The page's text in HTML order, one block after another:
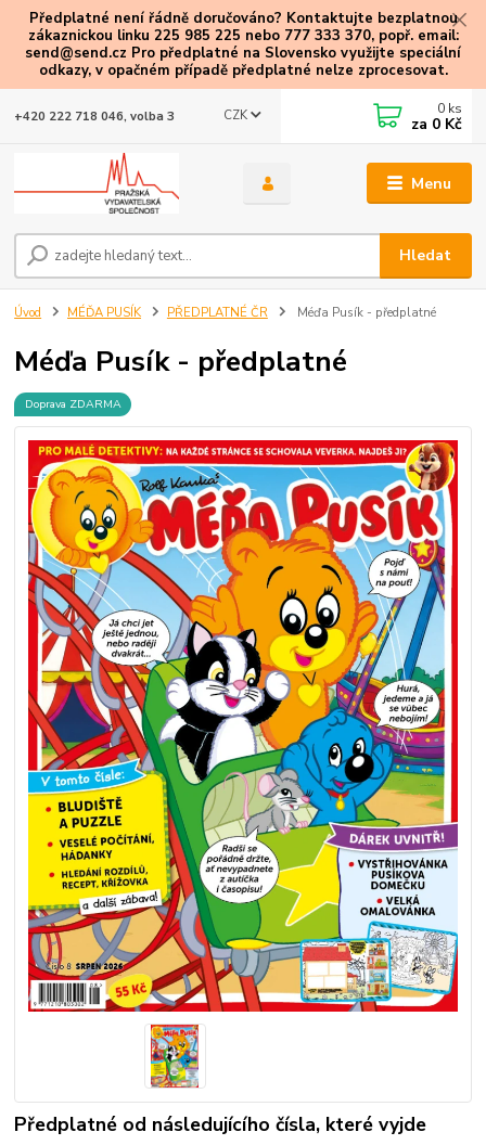
Předplatné není řádně doručováno? Kontaktujte bezplatnou
zákaznickou linku 225 985 225 nebo 777 333 370, popř. email:
send@send.cz Pro předplatné na Slovensko využijte speciální
odkazy, v opačném případě předplatné nelze zprocesovat.
Menu
CZK
Hledat
+420 222 718 046, volba 3 0 ks
za 0 Kč
Úvod MÉĎA PUSÍK PŘEDPLATNÉ ČR Méďa Pusík - předplatné
Méďa Pusík - předplatné
Doprava ZDARMA
Předplatné od následujícího čísla, které vyjde